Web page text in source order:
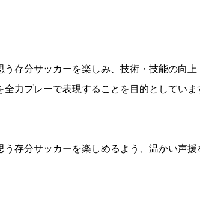
存分サッカーを楽しみ、技術・技能の向
力プレーで表現することを目的としていま
存分サッカーを楽しめるよう、温かい声援